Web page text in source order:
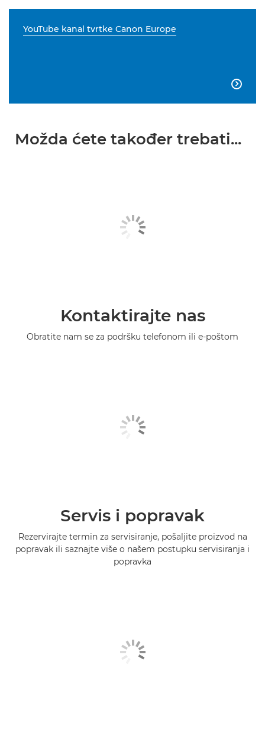
YouTube kanal tvrtke Canon Europe

Možda ćete također trebati...
Kontaktirajte nas
Obratite nam se za podršku telefonom ili e-poštom
Servis i popravak
Rezervirajte termin za servisiranje, pošaljite proizvod na
popravak ili saznajte više o našem postupku servisiranja i
popravka